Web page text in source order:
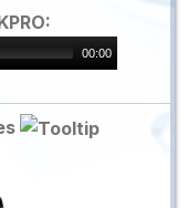
00:00